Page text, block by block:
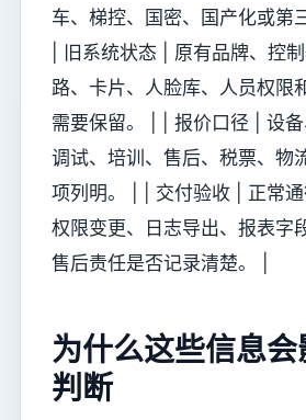
车、梯控、国密、国产化或第
| 旧系统状态 | 原有品牌、控
路、卡片、人脸库、人员权限
需要保留。 | | 报价口径 | 设备
调试、培训、售后、税票、物
项列明。 | | 交付验收 | 正常通
权限变更、日志导出、报表字
售后责任是否记录清楚。 |
为什么这些信息
判断